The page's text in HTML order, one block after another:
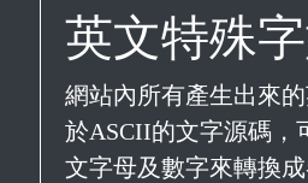
英文特殊
網站內所有產生出來
於ASCII的文字源碼，
文字母及數字來轉換